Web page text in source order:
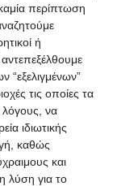
περίπτωση
ή
“εξελιγμένων”
τις οποίες τα
λόγους, να
ιδιωτικής
καθώς
και
λύση για το